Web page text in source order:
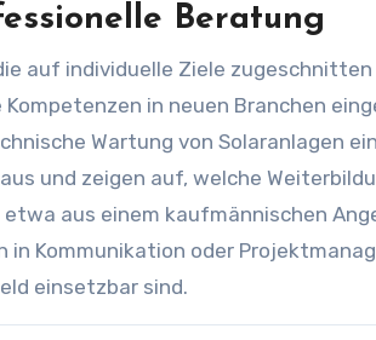
Beratung
auf individuelle Ziele
in neuen Branchen
Wartung von Solaranlagen
und zeigen auf, welche
etwa aus einem kaufmännischen
in Kommunikation oder
einsetzbar sind.